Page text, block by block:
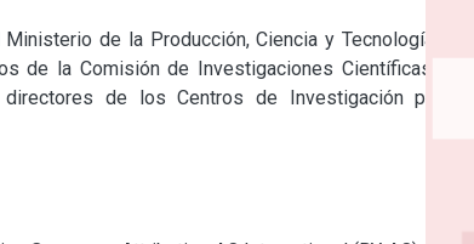
de la Producción, Ciencia y Tecnología de la
de la Comisión de Investigaciones Científicas de la
de los Centros de Investigación propios,